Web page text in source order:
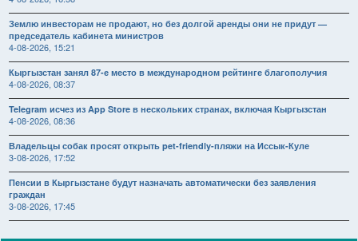
Землю инвесторам не продают, но без долгой аренды они не придут —
председатель кабинета министров
4-08-2026, 15:21
Кыргызстан занял 87-е место в международном рейтинге благополучия
4-08-2026, 08:37
Telegram исчез из App Store в нескольких странах, включая Кыргызстан
4-08-2026, 08:36
Владельцы собак просят открыть pet-friendly-пляжи на Иссык-Куле
3-08-2026, 17:52
Пенсии в Кыргызстане будут назначать автоматически без заявления
граждан
3-08-2026, 17:45